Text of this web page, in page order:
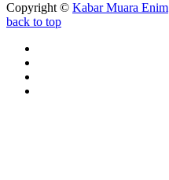
Copyright © Kabar Muara Enim
back to top